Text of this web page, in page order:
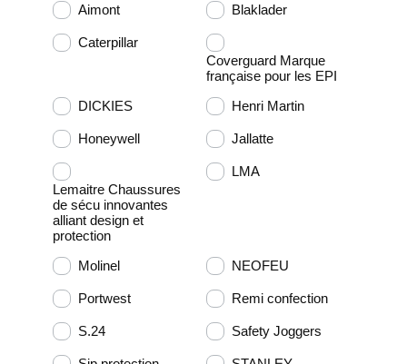
Aimont Blaklader
Caterpillar
Coverguard Marque
française pour les EPI
DICKIES
Henri Martin
Honeywell Jallatte
Lemaitre Chaussures
de sécu innovantes
alliant design et
protection
LMA
Molinel NEOFEU
Portwest Remi confection
S.24 Safety Joggers